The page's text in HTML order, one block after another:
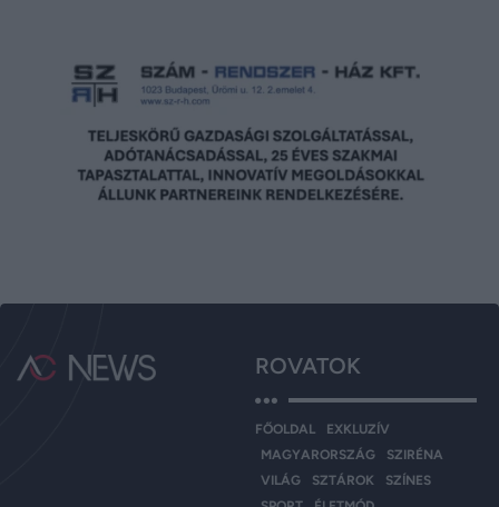
ROVATOK
FŐOLDAL
EXKLUZÍV
MAGYARORSZÁG
SZIRÉNA
VILÁG
SZTÁROK
SZÍNES